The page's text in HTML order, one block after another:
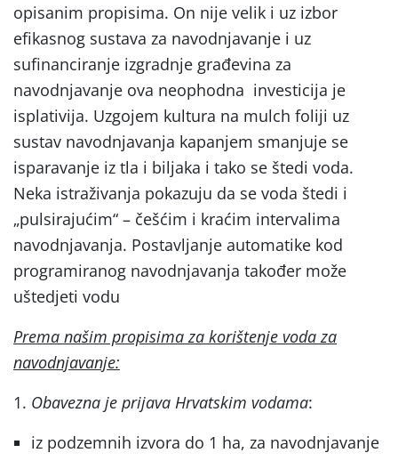
opisanim propisima. On nije velik i uz izbor
efikasnog sustava za navodnjavanje i uz
sufinanciranje izgradnje građevina za
navodnjavanje ova neophodna investicija je
isplativija. Uzgojem kultura na mulch foliji uz
sustav navodnjavanja kapanjem smanjuje se
isparavanje iz tla i biljaka i tako se štedi voda.
Neka istraživanja pokazuju da se voda štedi i
„pulsirajućim“ – češćim i kraćim intervalima
navodnjavanja. Postavljanje automatike kod
programiranog navodnjavanja također može
uštedjeti vodu
Prema našim propisima za korištenje voda za
navodnjavanje:
1. Obavezna je prijava Hrvatskim vodama:
iz podzemnih izvora do 1 ha, za navodnjavanje